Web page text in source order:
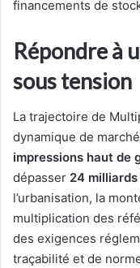
financements de
Répondre à
sous tension
La trajectoire de
dynamique de
impressions haut de
dépasser 24 milliards
l’urbanisation, la
multiplication des
des exigences
traçabilité et de